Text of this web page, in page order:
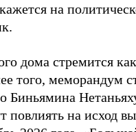
на
дома стремится
того, меморандум
Биньямина
на исход